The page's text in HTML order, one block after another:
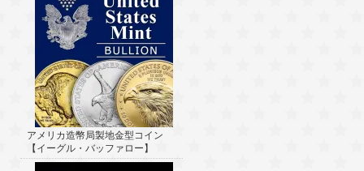
アメリカ造幣局製地金型コイン
【イーグル・バッファロー】